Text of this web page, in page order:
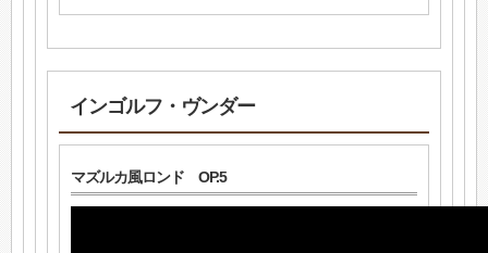
インゴルフ・ヴンダー
マズルカ風ロンド OP.5